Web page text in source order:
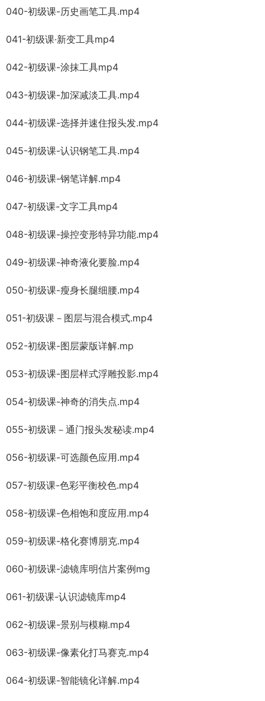
040-初级课-历史画笔工具.mp4
041-初级课·新变工具mp4
042-初级课-涂抹工具mp4
043-初级课-加深减淡工具.mp4
044-初级课-选择并速住报头发.mp4
045-初级课-认识钢笔工具.mp4
046-初级课-钢笔详解.mp4
047-初级课-文字工具mp4
048-初级课-操控变形特异功能.mp4
049-初级课-神奇液化要脸.mp4
050-初级课-瘦身长腿细腰.mp4
051-初级课－图层与混合模式.mp4
052-初级课-图层蒙版详解.mp
053-初级课-图层样式浮雕投影.mp4
054-初级课-神奇的消失点.mp4
055-初级课－通门报头发秘读.mp4
056-初级课-可选颜色应用.mp4
057-初级课-色彩平衡校色.mp4
058-初级课-色相饱和度应用.mp4
059-初级课-格化赛博朋克.mp4
060-初级课-滤镜库明信片案例mg
061-初级课-认识滤镜库mp4
062-初级课-景别与模糊.mp4
063-初级课-像素化打马赛克.mp4
064-初级课-智能镜化详解.mp4